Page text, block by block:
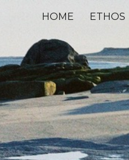
HOME ETHOS